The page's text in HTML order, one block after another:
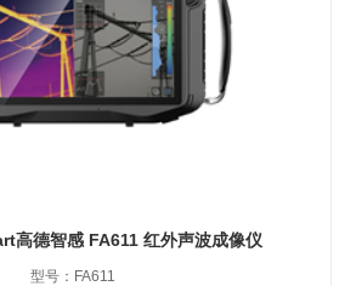
高德智感 FA611 红外声波成像仪
型号：FA611